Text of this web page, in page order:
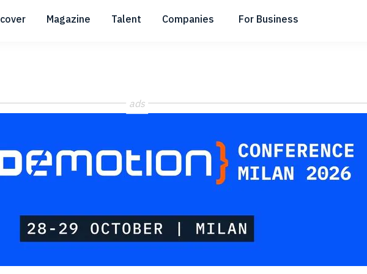
Submenu
Magazine Talent
Submenu
Companies For Business
ads